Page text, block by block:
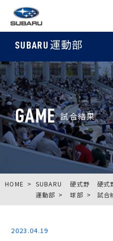
SUBARU 運動部
GAME 試合結果
HOME
SUBARU
運動部
硬式野
球部
硬式
試合
2023.04.19